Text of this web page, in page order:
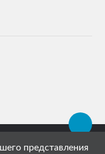
представления